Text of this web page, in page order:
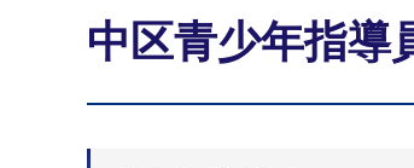
中区青少年指導